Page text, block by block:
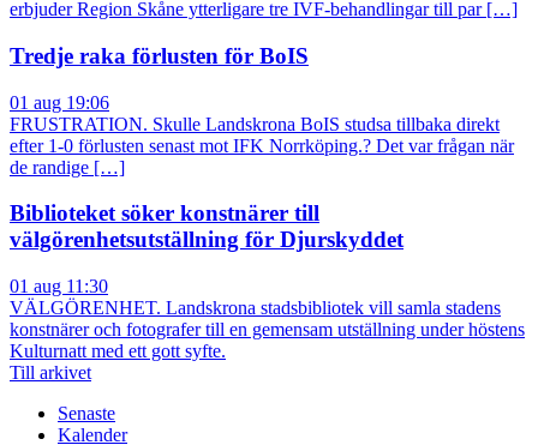
erbjuder Region Skåne ytterligare tre IVF-behandlingar till par […]
Tredje raka förlusten för BoIS
01 aug 19:06
FRUSTRATION. Skulle Landskrona BoIS studsa tillbaka direkt
efter 1-0 förlusten senast mot IFK Norrköping.? Det var frågan när
de randige […]
Biblioteket söker konstnärer till
välgörenhetsutställning för Djurskyddet
01 aug 11:30
VÄLGÖRENHET. Landskrona stadsbibliotek vill samla stadens
konstnärer och fotografer till en gemensam utställning under höstens
Kulturnatt med ett gott syfte.
Till arkivet
Senaste
Kalender